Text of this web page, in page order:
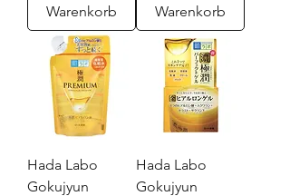
Warenkorb
Warenkorb
Hada Labo
Gokujyun
Hada Labo
Gokujyun